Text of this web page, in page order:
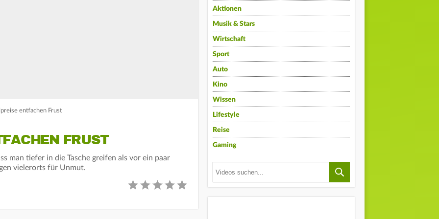
entfachen Frust
FRUST
man tiefer in die Tasche greifen als vor ein paar
vielerorts für Unmut.
Aktionen
Musik & Stars
Wirtschaft
Sport
Auto
Kino
Wissen
Lifestyle
Reise
Gaming